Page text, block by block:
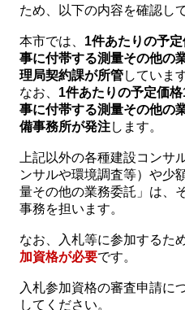
ため、以下の内容を確認し
本市では、 1件あたりの予
事に付帯する測量その他の
理局契約課が所管していま
なお、 1件あたりの予定価
事に付帯する測量その他の
備事務所が発注します。
上記以外の各種建設コンサ
ンサルや環境調査等）や少
量その他の業務委託」は、
事務を担います。
なお、入札等に参加するた
加資格が必要です。
入札参加資格の審査申請に
してください。